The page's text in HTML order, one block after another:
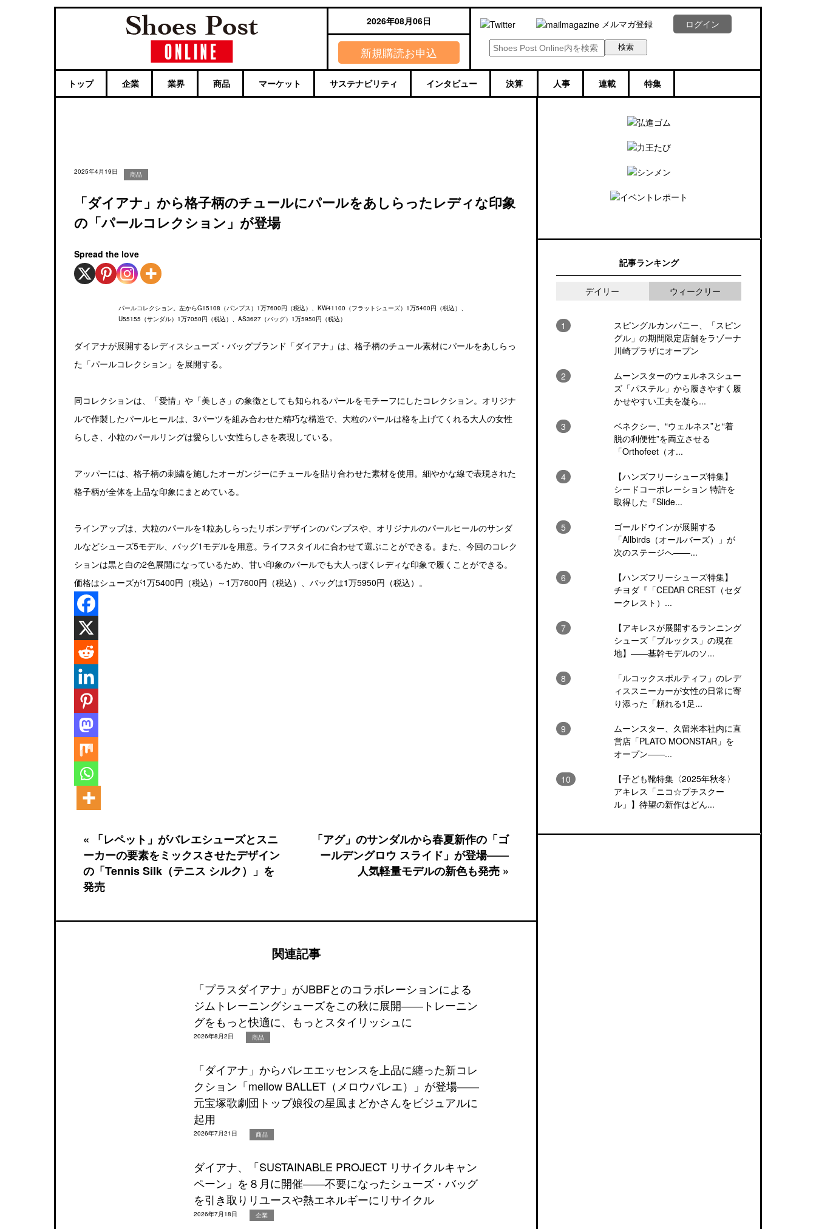
2026年08月06日
新規購読お申込
メルマガ登録 ログイン
トップ 企業 業界 商品 マーケット サステナビリティ インタビュー 決算 人事 連載 特集
2025年4月19日 商品
「ダイアナ」から格子柄のチュールにパールをあしらったレディな印象
の「パールコレクション」が登場
Spread the love
パールコレクション。左からG15108（パンプス）1万7600円（税込）、KW41100（フラットシューズ）1万5400円（税込）、
U55155（サンダル）1万7050円（税込）、AS3627（バッグ）1万5950円（税込）
ダイアナが展開するレディスシューズ・バッグブランド「ダイアナ」は、格子柄のチュール素材にパールをあしらっ
た「パールコレクション」を展開する。
同コレクションは、「愛情」や「美しさ」の象徴としても知られるパールをモチーフにしたコレクション。オリジナ
ルで作製したパールヒールは、3パーツを組み合わせた精巧な構造で、大粒のパールは格を上げてくれる大人の女性
らしさ、小粒のパールリングは愛らしい女性らしさを表現している。
アッパーには、格子柄の刺繍を施したオーガンジーにチュールを貼り合わせた素材を使用。細やかな線で表現された
格子柄が全体を上品な印象にまとめている。
ラインアップは、大粒のパールを1粒あしらったリボンデザインのパンプスや、オリジナルのパールヒールのサンダ
ルなどシューズ5モデル、バッグ1モデルを用意。ライフスタイルに合わせて選ぶことができる。また、今回のコレク
ションは黒と白の2色展開になっているため、甘い印象のパールでも大人っぽくレディな印象で履くことができる。
価格はシューズが1万5400円（税込）～1万7600円（税込）、バッグは1万5950円（税込）。
« 「レペット」がバレエシューズとスニ
ーカーの要素をミックスさせたデザイン
の「Tennis Silk（テニス シルク）」を
発売
「アグ」のサンダルから春夏新作の「ゴ
ールデングロウ スライド」が登場――
人気軽量モデルの新色も発売 »
関連記事
「プラスダイアナ」がJBBFとのコラボレーションによる
ジムトレーニングシューズをこの秋に展開――トレーニン
グをもっと快適に、もっとスタイリッシュに
2026年8月2日 商品
「ダイアナ」からバレエエッセンスを上品に纏った新コレ
クション「mellow BALLET（メロウバレエ）」が登場――
元宝塚歌劇団トップ娘役の星風まどかさんをビジュアルに
起用
2026年7月21日 商品
ダイアナ、「SUSTAINABLE PROJECT リサイクルキャン
ペーン」を８月に開催――不要になったシューズ・バッグ
を引き取りリユースや熱エネルギーにリサイクル
2026年7月18日 企業
記事ランキング
デイリー ウィークリー
スピングルカンパニー、「スピン
グル」の期間限定店舗をラゾーナ
川崎プラザにオープン
ムーンスターのウェルネスシュー
ズ「パステル」から履きやすく履
かせやすい工夫を凝ら...
ベネクシー、“ウェルネス”と“着
脱の利便性”を両立させる
「Orthofeet（オ...
【ハンズフリーシューズ特集】
シードコーポレーション 特許を
取得した『Slide...
ゴールドウインが展開する
「Allbirds（オールバーズ）」が
次のステージへ――...
【ハンズフリーシューズ特集】
チヨダ『「CEDAR CREST（セダ
ークレスト）...
【アキレスが展開するランニング
シューズ「ブルックス」の現在
地】――基幹モデルのソ...
「ルコックスポルティフ」のレデ
ィススニーカーが女性の日常に寄
り添った「頼れる1足...
ムーンスター、久留米本社内に直
営店「PLATO MOONSTAR」を
オープン――...
【子ども靴特集〈2025年秋冬〉
アキレス「ニコ☆プチスクー
ル」】待望の新作はどん...